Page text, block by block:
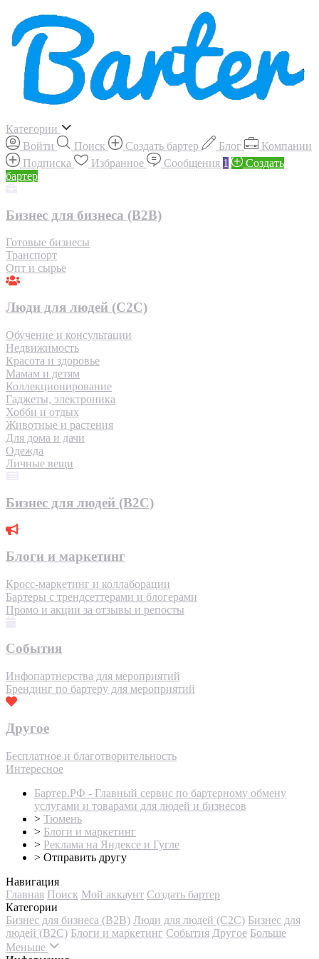
Категории
Войти
Поиск Создать бартер Блог
Компании
Подписка
Избранное Сообщения 1
Создать
бартер
Бизнес для бизнеса (B2B)
Готовые бизнесы
Транспорт
Опт и сырье
Люди для людей (С2С)
Обучение и консультации
Недвижимость
Красота и здоровье
Мамам и детям
Коллекционирование
Гаджеты, электроника
Хобби и отдых
Животные и растения
Для дома и дачи
Одежда
Личные вещи
Бизнес для людей (B2C)
Блоги и маркетинг
Кросс-маркетинг и коллаборации
Бартеры с трендсеттерами и блогерами
Промо и акции за отзывы и репосты
События
Инфопартнерства для мероприятий
Брендинг по бартеру для мероприятий
Другое
Бесплатное и благотворительность
Интересное
Бартер.РФ - Главный сервис по бартерному обмену
услугами и товарами для людей и бизнесов
> Тюмень
> Блоги и маркетинг
> Реклама на Яндексе и Гугле
> Отправить другу
Навигация
Главная Поиск Мой аккаунт Создать бартер
Категории
Бизнес для бизнеса (B2B) Люди для людей (С2С) Бизнес для
людей (B2C) Блоги и маркетинг События Другое Больше
Меньше